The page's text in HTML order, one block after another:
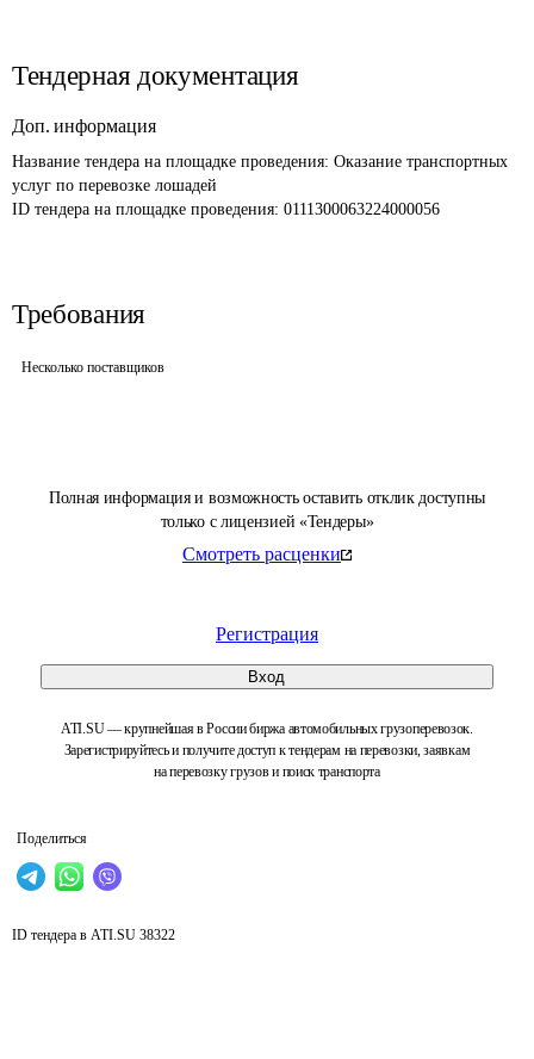
Полная информация и возможность оставить отклик доступны
только с лицензией «Тендеры»
Смотреть расценки
Регистрация
Вход
ATI.SU — крупнейшая в России биржа автомобильных грузоперевозок.
Зарегистрируйтесь и получите доступ к тендерам на перевозки, заявкам
на перевозку грузов и поиск транспорта
Поделиться
Тендерная документация
Доп. информация
Название тендера на площадке проведения: Оказание транспортных
услуг по перевозке лошадей
ID тендера на площадке проведения: 0111300063224000056
Требования
Несколько поставщиков
ID тендера в ATI.SU 38322